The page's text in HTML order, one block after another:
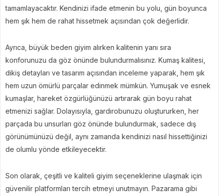
tamamlayacaktır. Kendinizi ifade etmenin bu yolu, gün boyunca
hem şık hem de rahat hissetmek açısından çok değerlidir.
Ayrıca, büyük beden giyim alırken kalitenin yanı sıra
konforunuzu da göz önünde bulundurmalısınız. Kumaş kalitesi,
dikiş detayları ve tasarım açısından inceleme yaparak, hem şık
hem uzun ömürlü parçalar edinmek mümkün. Yumuşak ve esnek
kumaşlar, hareket özgürlüğünüzü artırarak gün boyu rahat
etmenizi sağlar. Dolayısıyla, gardırobunuzu oluştururken, her
parçada bu unsurları göz önünde bulundurmak, sadece dış
görünümünüzü değil, aynı zamanda kendinizi nasıl hissettiğinizi
de olumlu yönde etkileyecektir.
Son olarak, çeşitli ve kaliteli giyim seçeneklerine ulaşmak için
güvenilir platformları tercih etmeyi unutmayın. Pazarama gibi